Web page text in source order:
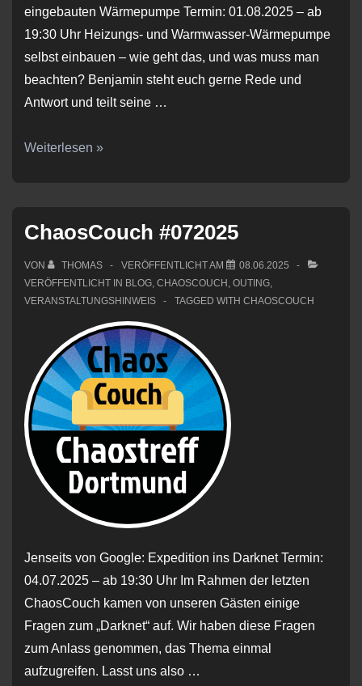
eingebauten Wärmepumpe Termin: 01.08.2025 – ab
19:30 Uhr Heizungs- und Warmwasser-Wärmepumpe
selbst einbauen – wie geht das, und was muss man
beachten? Benjamin steht euch gerne Rede und
Antwort und teilt seine …
ChaosCouch
Weiterlesen »
ChaosCouch #072025
VON THOMAS VERÖFFENTLICHT AM
08.06.2025
VERÖFFENTLICHT IN BLOG CHAOSCOUCH OUTING
VERANSTALTUNGSHINWEIS
TAGGED WITH CHAOSCOUCH
Jenseits von Google: Expedition ins Darknet Termin:
04.07.2025 – ab 19:30 Uhr Im Rahmen der letzten
ChaosCouch kamen von unseren Gästen einige
Fragen zum „Darknet“ auf. Wir haben diese Fragen
zum Anlass genommen, das Thema einmal
aufzugreifen. Lasst uns also …